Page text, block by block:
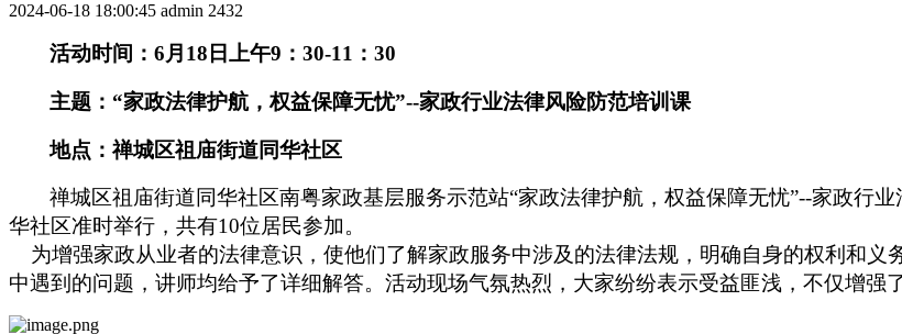
2024-06-18 18:00:45 admin 2432
活动时间： 6月 18 日上午9：30-11：30
主题： “家政法律护航，权益保障无忧”--家政行业法律风险防范培训课
地点：禅城区祖庙街道同华社区
禅城区祖庙街道同华社区南粤家政基层服务示范站“家政法律护航，权益保障无忧”--家政行
华社区准时举行，共有10位居民参加。
为增强家政从业者的法律意识，使他们了解家政服务中涉及的法律法规，明确自身的权利和
中遇到的问题，讲师均给予了详细解答。活动现场气氛热烈，大家纷纷表示受益匪浅，不仅增强